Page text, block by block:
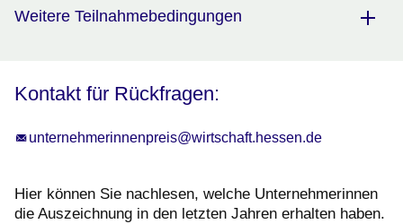
Weitere Teilnahmebedingungen
Kontakt für Rückfragen:
unternehmerinnenpreis@wirtschaft.hessen.de
Hier können Sie nachlesen, welche Unternehmerinnen
die Auszeichnung in den letzten Jahren erhalten haben.